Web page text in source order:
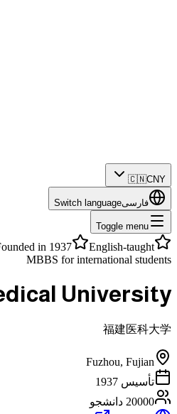
🇨🇳CNY
فارسیSwitch language
Toggle menu
in 1937
English-taught
MBBS for international students
University
福建医科大学
Fuzhou, Fujian
تأسیس 1937
20000 دانشجو